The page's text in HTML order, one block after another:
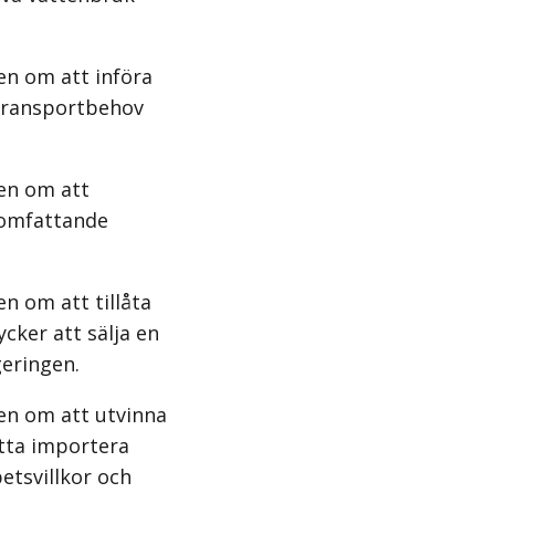
om att införa
om att
om att tillåta
att sälja en
om att utvinna
importera
och